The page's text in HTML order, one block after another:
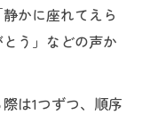
かに座れてえら
う」などの声か
は1つずつ、順序